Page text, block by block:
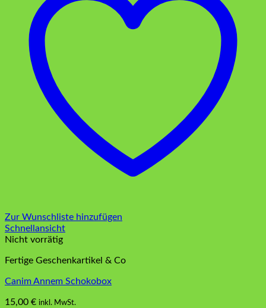
Zur Wunschliste hinzufügen
Schnellansicht
Nicht vorrätig
Fertige Geschenkartikel & Co
Canim Annem Schokobox
15,00 € inkl. MwSt.